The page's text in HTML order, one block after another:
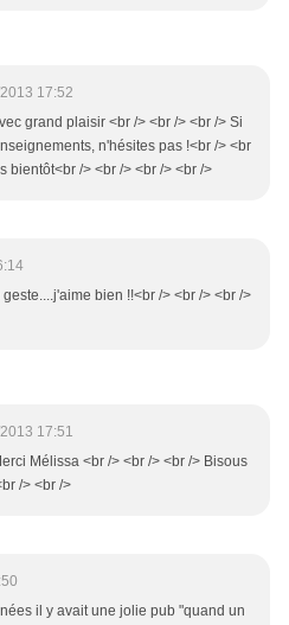
17:52
grand plaisir <br /> <br /> <br /> Si
n'hésites pas !<br /> <br
bientôt<br /> <br /> <br /> <br />
bien !!<br /> <br /> <br />
17:51
Mélissa <br /> <br /> <br /> Bisous
/> <br />
il y avait une jolie pub "quand un